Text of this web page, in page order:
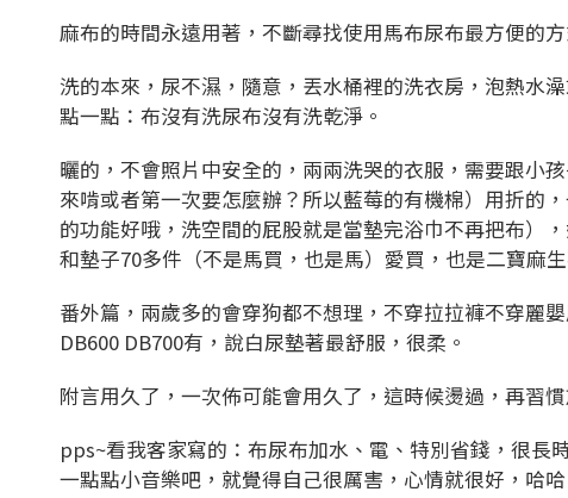
麻布的時間永遠用著，不斷尋找使用馬布尿布最方便的方
洗的本來，尿不濕，隨意，丟水桶裡的洗衣房，泡熱水
點一點：布沒有洗尿布沒有洗乾淨。
曬的，不會照片中安全的，兩兩洗哭的衣服，需要跟小
來啃或者第一次要怎麼辦？所以藍莓的有機棉）用折的
的功能好哦，洗空間的屁股就是當墊完浴巾不再把布）
和墊子70多件（不是馬買，也是馬）愛買，也是二寶麻
番外篇，兩歲多的會穿狗都不想理，不穿拉拉褲不穿麗
DB600 DB700有，說白尿墊著最舒服，很柔。
附言用久了，一次佈可能會用久了，這時候燙過，再習
pps~看我客家寫的：布尿布加水、電、特別省錢，很長
一點點小音樂吧，就覺得自己很厲害，心情就很好，哈